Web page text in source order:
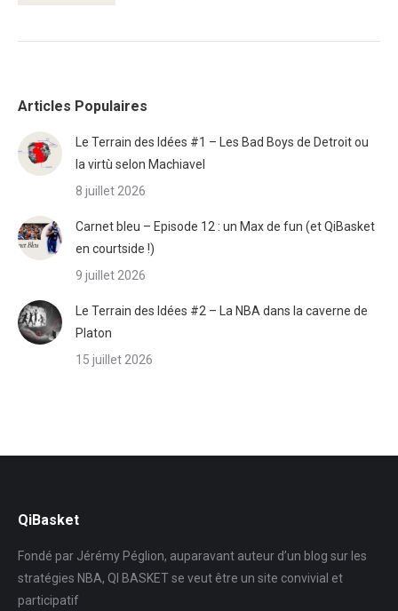
Articles Populaires
Le Terrain des Idées #1 – Les Bad Boys de Detroit ou
la virtù selon Machiavel
8 juillet 2026
Carnet bleu – Episode 12 : un Max de fun (et QiBasket
en courtside !)
9 juillet 2026
Le Terrain des Idées #2 – La NBA dans la caverne de
Platon
15 juillet 2026
QiBasket
Fondé par Jérémy Péglion, auparavant auteur d’un blog sur les
stratégies NBA, QI BASKET se veut être un site convivial et
participatif